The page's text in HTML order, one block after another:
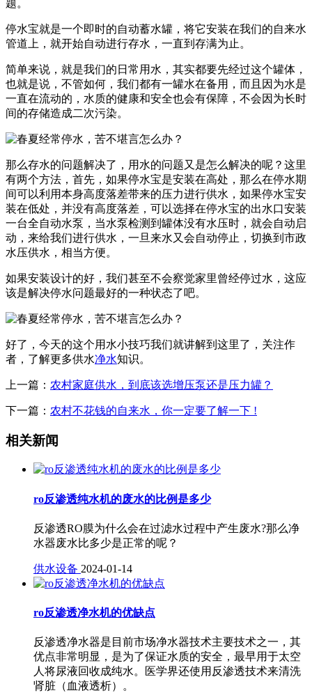
题。
停水宝就是一个即时的自动蓄水罐，将它安装在我们的自来水
管道上，就开始自动进行存水，一直到存满为止。
简单来说，就是我们的日常用水，其实都要先经过这个罐体，
也就是说，不管如何，我们都有一罐水在备用，而且因为水是
一直在流动的，水质的健康和安全也会有保障，不会因为长时
间的存储造成二次污染。
那么存水的问题解决了，用水的问题又是怎么解决的呢？这里
有两个方法，首先，如果停水宝是安装在高处，那么在停水期
间可以利用本身高度落差带来的压力进行供水，如果停水宝安
装在低处，并没有高度落差，可以选择在停水宝的出水口安装
一台全自动水泵，当水泵检测到罐体没有水压时，就会自动启
动，来给我们进行供水，一旦来水又会自动停止，切换到市政
水压供水，相当方便。
如果安装设计的好，我们甚至不会察觉家里曾经停过水，这应
该是解决停水问题最好的一种状态了吧。
好了，今天的这个用水小技巧我们就讲解到这里了，关注作
者，了解更多供水净水知识。
上一篇： 农村家庭供水，到底该选增压泵还是压力罐？
下一篇： 农村不花钱的自来水，你一定要了解一下 !
相关新闻
ro反渗透纯水机的废水的比例是多少
反渗透RO膜为什么会在过滤水过程中产生废水?那么净
水器废水比多少是正常的呢？
供水设备 2024-01-14
ro反渗透净水机的优缺点
反渗透净水器是目前市场净水器技术主要技术之一，其
优点非常明显，是为了保证水质的安全，最早用于太空
人将尿液回收成纯水。医学界还使用反渗透技术来清洗
肾脏（血液透析）。